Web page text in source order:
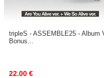
tripleS - ASSEMBLE25 - Album
Bonus...
22.00 €